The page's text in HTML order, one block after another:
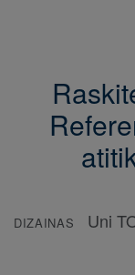
DIZAINAS Uni